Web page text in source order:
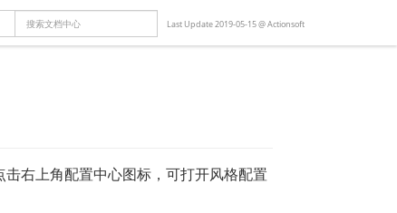
Last Update 2019-05-15 @Actionsoft
右上角配置中心图标，可打开风格配置